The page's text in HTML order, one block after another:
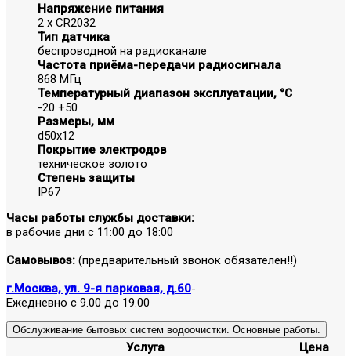
Напряжение питания
2 х CR2032
Тип датчика
беспроводной на радиоканале
Частота приёма-передачи радиосигнала
868 МГц
Температурный диапазон эксплуатации, °С
-20 +50
Размеры, мм
d50х12
Покрытие электродов
техническое золото
Степень защиты
IP67
Часы работы службы доставки:
в рабочие дни с 11:00 до 18:00
Самовывоз: (предварительный звонок обязателен!!)
г.Москва, ул. 9-я парковая, д.60-
Ежедневно с 9.00 до 19.00
Обслуживание бытовых систем водоочистки. Основные работы.
Услуга
Цена